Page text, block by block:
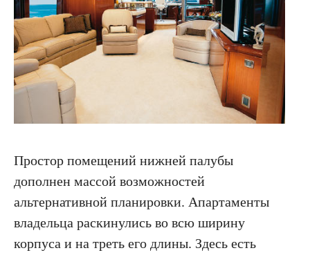
Простор помещений нижней палубы
дополнен массой возможностей
альтернативной планировки. Апартаменты
владельца раскинулись во всю ширину
корпуса и на треть его длины. Здесь есть
персональных данных и получением рекламы
ПОДПИСАТЬСЯ